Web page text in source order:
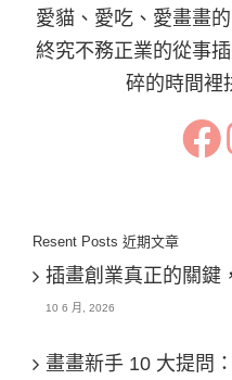
愛貓、愛吃、愛畫畫
終究不務正業的從事
碎的時間裡
Resent Posts 近期文章
插畫創業真正的關鍵
10 6 月, 2026
畫畫新手 10 大提問